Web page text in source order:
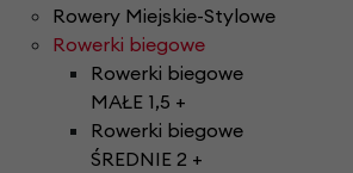
Rowery Miejskie-Stylowe
Rowerki biegowe
Rowerki biegowe
MAŁE 1,5 +
Rowerki biegowe
ŚREDNIE 2 +